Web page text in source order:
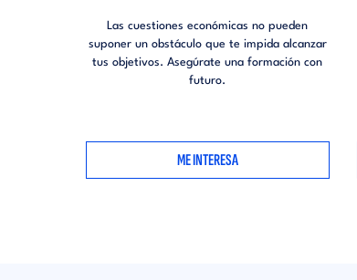
Las cuestiones económicas no pueden
suponer un obstáculo que te impida alcanzar
tus objetivos. Asegúrate una formación con
futuro.
ME INTERESA